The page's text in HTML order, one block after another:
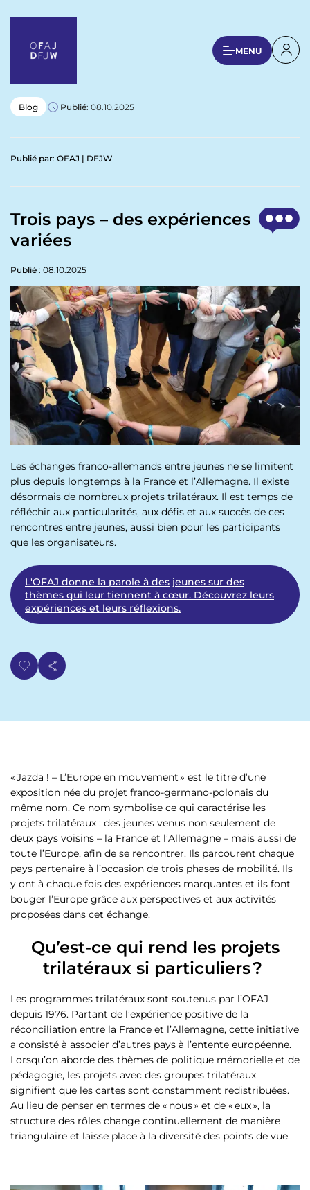
MENU
U
s
o
u
n
e
n
u
Blog Publié: 08.10.2025
Publié par: OFAJ | DFJW
Trois pays – des expériences
variées
Publié: 08.10.2025
Les échanges franco-allemands entre jeunes ne se limitent
plus depuis longtemps à la France et l’Allemagne. Il existe
désormais de nombreux projets trilatéraux. Il est temps de
réfléchir aux particularités, aux défis et aux succès de ces
rencontres entre jeunes, aussi bien pour les participants
que les organisateurs.
L'OFAJ donne la parole à des jeunes sur des
thèmes qui leur tiennent à cœur. Découvrez leurs
expériences et leurs réflexions.
« Jazda ! – L’Europe en mouvement » est le titre d’une
exposition née du projet franco-germano-polonais du
même nom. Ce nom symbolise ce qui caractérise les
projets trilatéraux : des jeunes venus non seulement de
deux pays voisins – la France et l’Allemagne – mais aussi de
toute l’Europe, afin de se rencontrer. Ils parcourent chaque
pays partenaire à l’occasion de trois phases de mobilité. Ils
y ont à chaque fois des expériences marquantes et ils font
bouger l’Europe grâce aux perspectives et aux activités
proposées dans cet échange.
Qu’est-ce qui rend les projets
trilatéraux si particuliers ?
Les programmes trilatéraux sont soutenus par l’OFAJ
depuis 1976. Partant de l’expérience positive de la
réconciliation entre la France et l’Allemagne, cette initiative
a consisté à associer d’autres pays à l’entente européenne.
Lorsqu’on aborde des thèmes de politique mémorielle et de
pédagogie, les projets avec des groupes trilatéraux
signifient que les cartes sont constamment redistribuées.
Au lieu de penser en termes de « nous » et de « eux », la
structure des rôles change continuellement de manière
triangulaire et laisse place à la diversité des points de vue.